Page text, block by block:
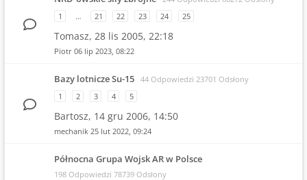
1
… 21 22 23 24 25
Tomasz, 28 lis 2005, 22:18
Piotr 06 lip 2023, 08:22
Bazy lotnicze Su-15 44 Odpowiedzi 23701 Odsłony
1
2 3 4 5
Bartosz, 14 gru 2006, 14:50
mechanik 25 lut 2022, 09:24
Północna Grupa Wojsk AR w Polsce
198 Odpowiedzi 78739 Odsłony